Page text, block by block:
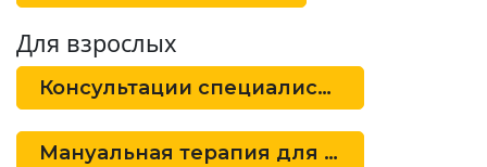
Для взрослых
Консультации специалистов
Мануальная терапия для взрослых